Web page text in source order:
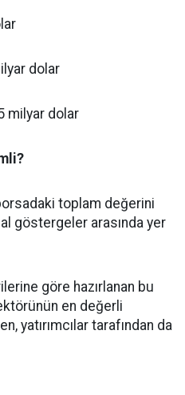
dolar
milyar dolar
toplam değerini
göstergeler arasında yer
göre hazırlanan bu
en değerli
yatırımcılar tarafından da